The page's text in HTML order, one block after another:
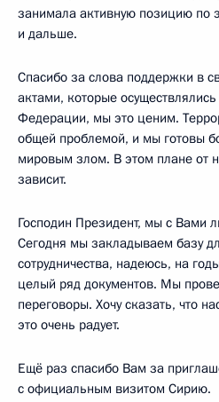
занимала активную позицию по
и дальше.
Спасибо за слова поддержки в
актами, которые
Федерации, мы это ценим.
общей проблемой, и мы готовы
мировым злом. В этом плане от
зависит.
Господин Президент, мы с Вами
Сегодня мы закладываем базу
сотрудничества, надеюсь, на
целый ряд документов. Мы
переговоры. Хочу сказать, что
это очень радует.
Ещё раз спасибо Вам за
с официальным визитом Сирию.